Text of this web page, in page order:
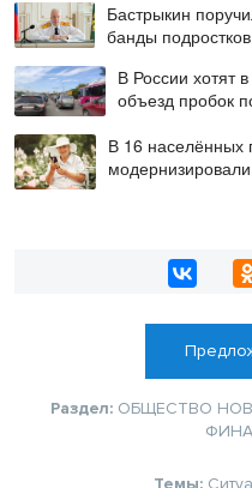
Бастрыкин
банды
В России хотят
объезд пробок
В 16 населённых
Раздел: ОБЩЕСТВО
Темы: